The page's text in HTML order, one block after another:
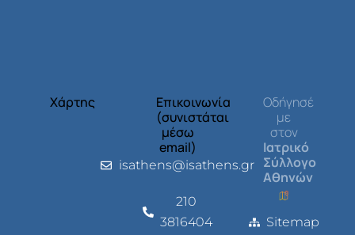
Χάρτης
Επικοινωνία
(συνιστάται
μέσω
email)
isathens@isathens.gr
210
3816404
Οδήγησέ
με
στον
Ιατρικό
Σύλλογο
Αθηνών
Sitemap